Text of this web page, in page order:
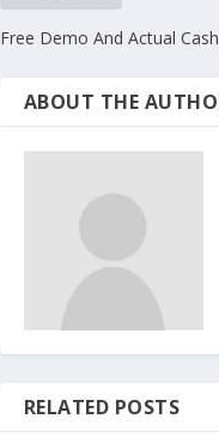
Free Demo And Actual
ABOUT THE
RELATED POSTS